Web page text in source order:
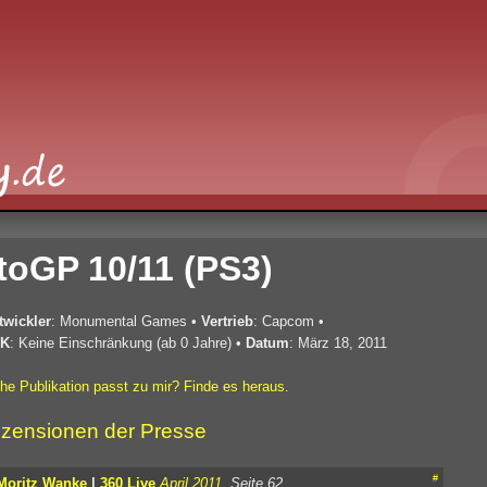
10/11 (PS3)
: Monumental Games • Vertrieb: Capcom •
: Keine Einschränkung (ab 0 Jahre) • Datum: März 18, 2011
Publikation passt zu mir? Finde es heraus.
der Presse
#
Wanke | 360 Live April 2011 , Seite 62